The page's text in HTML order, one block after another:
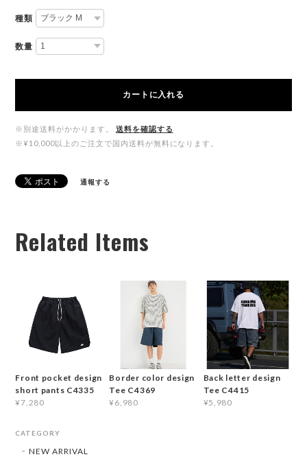
種類
数量
カートに入れる
※別途送料がかかります。
送料を確認する
※¥10,000以上のご注文で国内送料が無料になります。
通報する
Related Items
Front pocket design
short pants C4335
¥7,280
Border color design
Tee C4369
¥6,980
Back letter design
Tee C4415
¥5,980
CATEGORY
NEW ARRIVAL